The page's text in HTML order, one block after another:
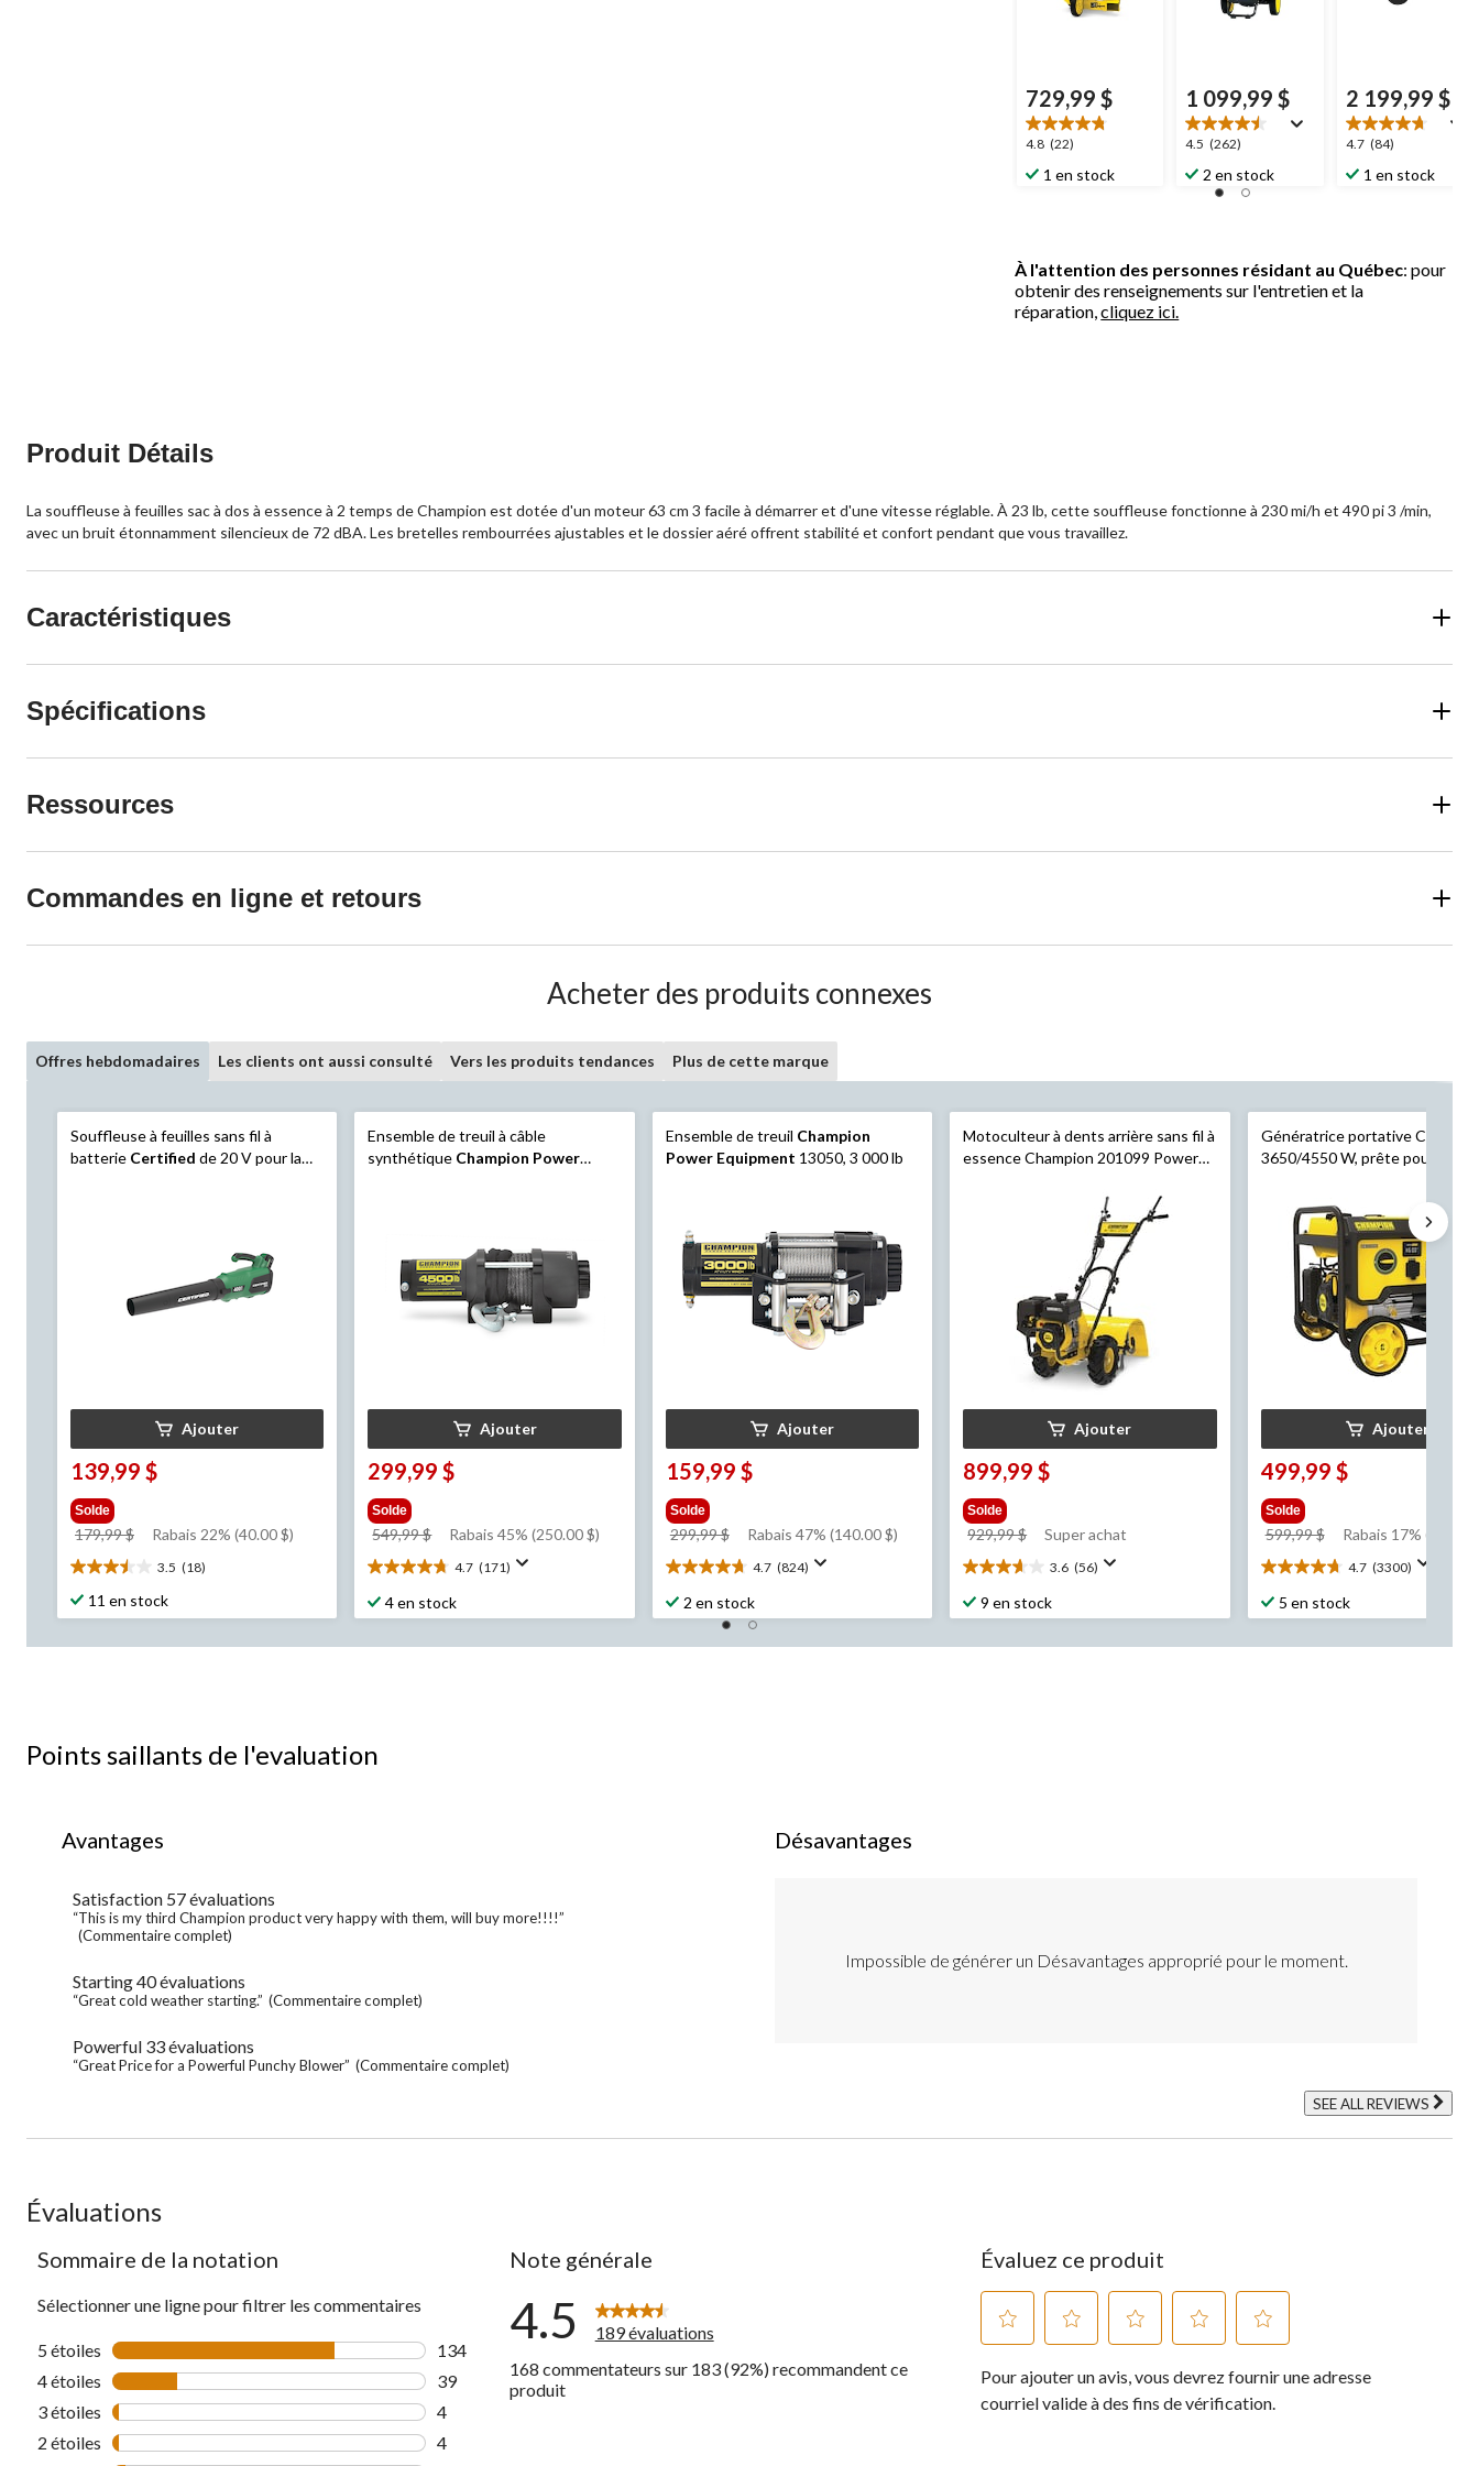
729,99 $
4.8 (22)
4.8
étoile(s)
sur
1 en stock
1 099,99 $
4.5 (262)
4.5
étoile(s)
sur
2 en stock
2 199,99 $
4.7 (84)
4.7
étoile(s)
sur
1 en stock
À l'attention des personnes résidant au Québec: pour
obtenir des renseignements sur l'entretien et la
réparation,cliquez ici.
Produit Détails
La souffleuse à feuilles sac à dos à essence à 2 temps de Champion est dotée d'un moteur 63 cm 3 facile à démarrer et d'une vitesse réglable. À 23 lb, cette souffleuse fonctionne à 230 mi/h et 490 pi 3 /min,
avec un bruit étonnamment silencieux de 72 dBA. Les bretelles rembourrées ajustables et le dossier aéré offrent stabilité et confort pendant que vous travaillez.
Caractéristiques
Spécifications
Ressources
Commandes en ligne et retours
Acheter des produits connexes
Offres hebdomadaires Les clients ont aussi consulté Vers les produits tendances Plus de cette marque
Souffleuse à feuilles sans fil à
batterie Certified de 20 V pour la
Ajouter
139,99 $
Solde
179,99 $
prix
179,99 $
Rabais 22% (40.00 $)
3.5 (18)
3.5
étoile(s)
sur
11 en stock
Ensemble de treuil à câble
synthétique Champion Power
Ajouter
299,99 $
Solde
549,99 $
prix
était
549,99 $
Rabais 45% (250.00 $)
4.7 (171)
4.7
étoile(s)
sur
4 en stock
Ensemble de treuil Champion
Power Equipment 13050, 3 000 lb
Ajouter
159,99 $
Solde
299,99 $
prix
était
299,99 $
Rabais 47% (140.00 $)
4.7 (824)
4.7
étoile(s)
sur
2 en stock
Motoculteur à dents arrière sans fil à
essence Champion 201099 Power
Ajouter
899,99 $
Solde
929,99 $
prix
929,99 $
Super achat
3.6 (56)
3.6
étoile(s)
sur
9 en stock
Génératrice portative
3650/4550 W, prête pour les
Ajouter
499,99 $
Solde
599,99 $
prix
était
599,99 $
Rabais 17% (100.00
4.7 (3300)
4.7
étoile(s)
sur
5 en stock
Points saillants de l'evaluation
List
of
Highlights
Avantages
satisfaction
57
évaluations
Satisfaction 57 évaluations
Review
snippet.
for
full
“This is my third Champion product very happy with them, will buy more!!!!”
(Commentaire complet)
starting
40
Starting40 évaluations
Review
here
for
“Great cold weather starting.” (Commentaire complet)
powerful
33
Powerful 33 évaluations
Review
for
“Great Price for a Powerful Punchy Blower” (Commentaire complet)
List
of
Désavantages
Impossible de générer un Désavantages approprié pour le moment.
SEE ALL REVIEWS
Click
to
Évaluations
Sommaire de la notation
Sélectionner une ligne pour filtrer les commentaires
5 étoiles étoiles
134
134 commentaires avec 5 étoiles.
4 étoiles étoiles
39
39 commentaires avec 4 étoiles.
3 étoiles étoiles
4
2 étoiles étoiles
4
Note générale
4.5
189 évaluations
168 commentateurs sur 183 (92%) recommandent ce
produit
Évaluez ce produit
pour
évaluer
pour
évaluer
pour
évaluer
pour
évaluer
pour
évaluer
Pour ajouter un avis, vous devrez fournir une adresse
courriel valide à des fins de vérification.